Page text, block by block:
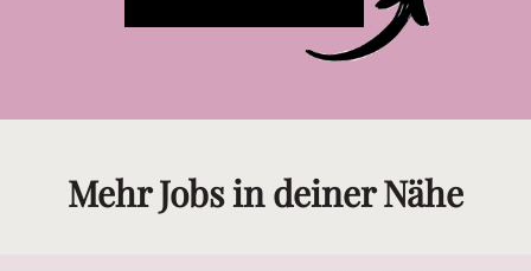
Mehr Jobs in deiner Nähe